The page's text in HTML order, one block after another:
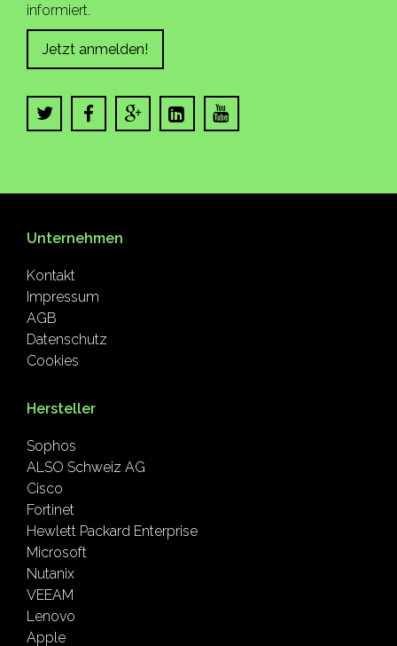
informiert.
Jetzt anmelden!
Unternehmen
Kontakt
Impressum
AGB
Datenschutz
Cookies
Hersteller
Sophos
ALSO Schweiz AG
Cisco
Fortinet
Hewlett Packard Enterprise
Microsoft
Nutanix
VEEAM
Lenovo
Apple